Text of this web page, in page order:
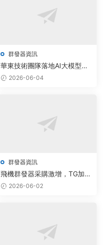
群發器資訊
華東技術團隊落地AI大模型，
飛機群發器與Telegram附近人
2026-06-04
群發器資訊
飛機群發器采購激增，TG加群
系統升級智能調度助力行業擴
2026-06-02